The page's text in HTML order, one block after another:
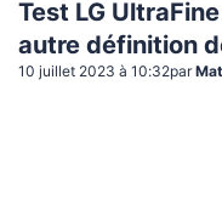
Test LG
autre définition
10 juillet 2023 à 10:32par